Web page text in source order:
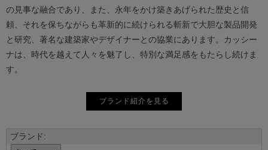
の見事な融合であり、また、永年をかけ築きあげられた歴史と信
頼、それを保ちながらも革新的に続けられる斬新で大胆な製品開発
と研究、著名な建築家やデザイナーとの協業にあります。カッシー
ナは、時代を越えて人々を魅了し、特別な満足感をもたらし続けま
す。
ブランド紹介を見る